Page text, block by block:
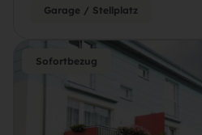
Garage / Stellplatz
Sofortbezug